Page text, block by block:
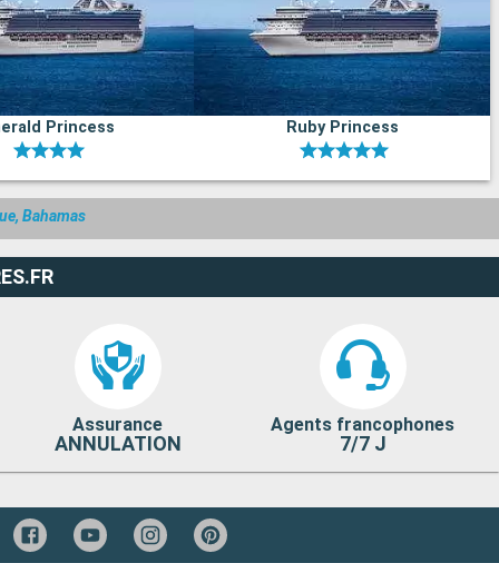
Princess Ruby Princess
Bahamas
Assurance
ANNULATION
Agents francophones
7/7 J